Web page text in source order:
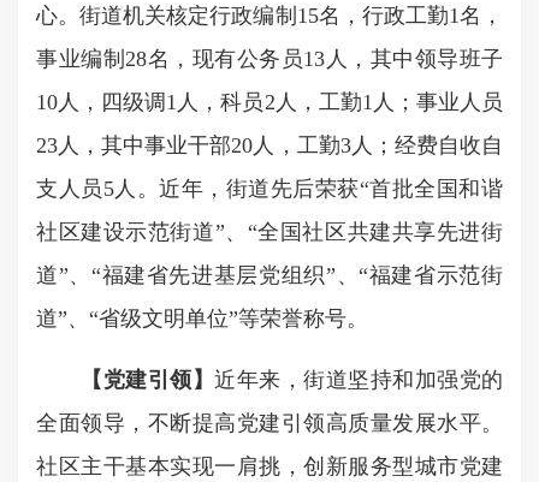
心。街道机关核定行政编制15名，行政工勤1名，
事业编制28名，现有公务员13人，其中领导班子
10人，四级调1人，科员2人，工勤1人；事业人员
23人，其中事业干部20人，工勤3人；经费自收自
支人员5人。近年，街道先后荣获“首批全国和谐
社区建设示范街道”、“全国社区共建共享先进街
道”、“福建省先进基层党组织”、“福建省示范街
道”、“省级文明单位”等荣誉称号。
【党建引领】 近年来，街道坚持和加强党的
全面领导，不断提高党建引领高质量发展水平。
社区主干基本实现一肩挑，创新服务型城市党建